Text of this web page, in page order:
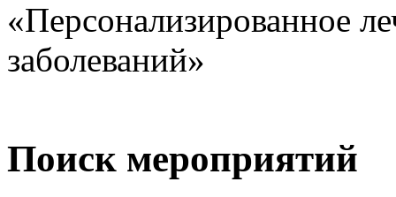
«Персонализированное
заболеваний»
Поиск мероприятий